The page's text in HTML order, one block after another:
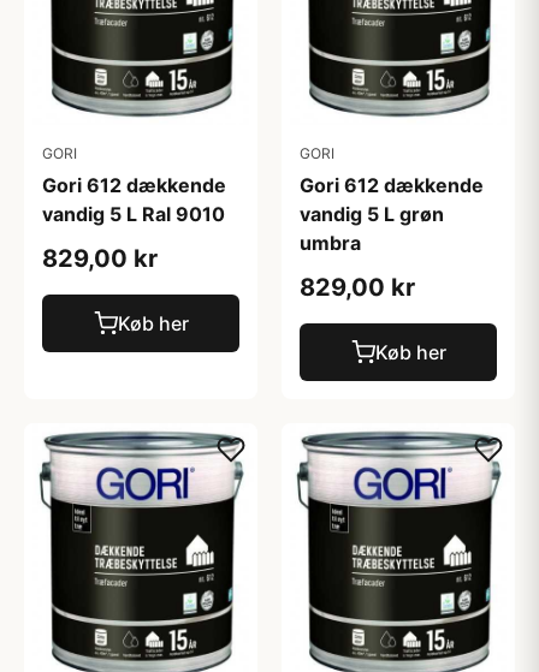
GORI
Gori 612 dækkende
vandig 5 L Ral 9010
829,00 kr
Køb her
GORI
Gori 612 dækkende
vandig 5 L grøn
umbra
829,00 kr
Køb her